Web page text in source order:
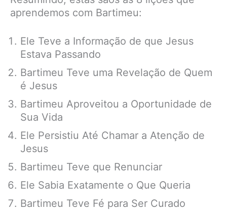
aprendemos com Bartimeu:
Ele Teve a Informação de que Jesus
Estava Passando
Bartimeu Teve uma Revelação de Quem
é Jesus
Bartimeu Aproveitou a Oportunidade de
Sua Vida
Ele Persistiu Até Chamar a Atenção de
Jesus
Bartimeu Teve que Renunciar
Ele Sabia Exatamente o Que Queria
Bartimeu Teve Fé para Ser Curado